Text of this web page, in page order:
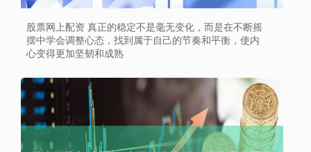
股票网上配资 真正的稳定不是毫无变化，而是在不断摇
摆中学会调整心态，找到属于自己的节奏和平衡，使内
心变得更加坚韧和成熟